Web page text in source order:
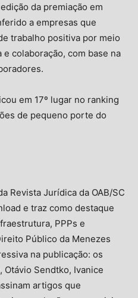
da premiação em
a empresas que
trabalho positiva por meio
colaboração, com base na
em 17º lugar no ranking
de pequeno porte do
Revista Jurídica da OAB/SC
e traz como destaque
PPPs e
Público da Menezes
na publicação: os
Otávio Sendtko, Ivanice
artigos que